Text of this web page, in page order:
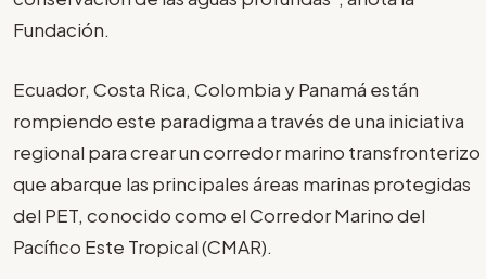
Fundación.
Ecuador, Costa Rica, Colombia y Panamá están
rompiendo este paradigma a través de una iniciativa
regional para crear un corredor marino transfronterizo
que abarque las principales áreas marinas protegidas
del PET, conocido como el Corredor Marino del
Pacífico Este Tropical (CMAR).